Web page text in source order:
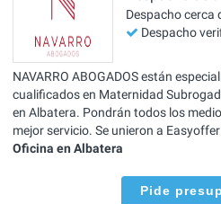
Despacho cerca
Despacho
NAVARRO ABOGADOS están
cualificados en Maternidad
en Albatera. Pondrán todos los
mejor servicio. Se unieron a
Oficina en Albatera
Pide